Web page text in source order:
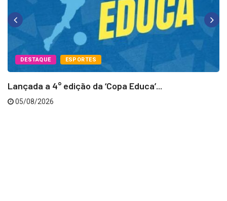
DESTAQUE ESPORTES
Lançada a 4° edição da ‘Copa Educa’...
05/08/2026